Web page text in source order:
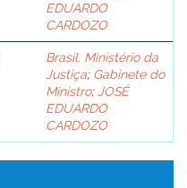
EDUARDO
CARDOZO
Brasil. Ministério da
Justiça; Gabinete do
Ministro; JOSÉ
EDUARDO
CARDOZO